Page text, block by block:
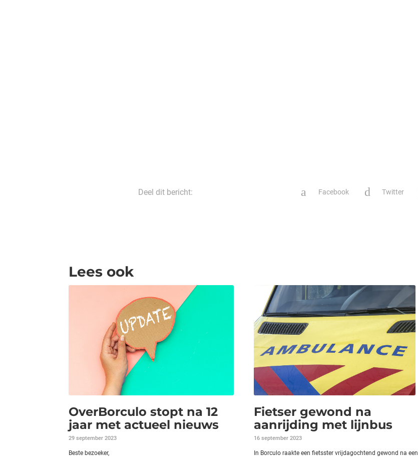
Deel dit bericht: Facebook Twitter
Lees ook
OverBorculo stopt na 12
jaar met actueel nieuws
29 september 2023
Beste bezoeker,
Fietser gewond na
aanrijding met lijnbus
16 september 2023
In Borculo raakte een fietsster vrijdagochtend gewond na een